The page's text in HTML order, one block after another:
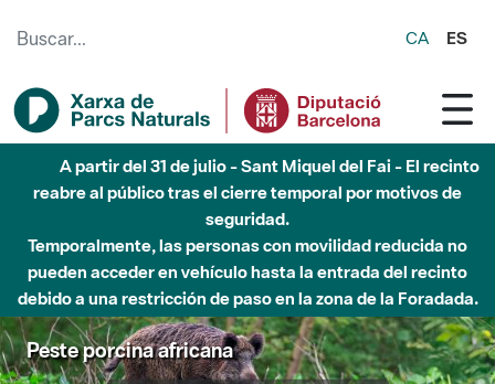
CA ES
A partir del 31 de julio - Sant Miquel del Fai - El recinto
reabre al público tras el cierre temporal por motivos de
seguridad.
Temporalmente, las personas con movilidad reducida no
pueden acceder en vehículo hasta la entrada del recinto
debido a una restricción de paso en la zona de la Foradada.
Peste porcina africana